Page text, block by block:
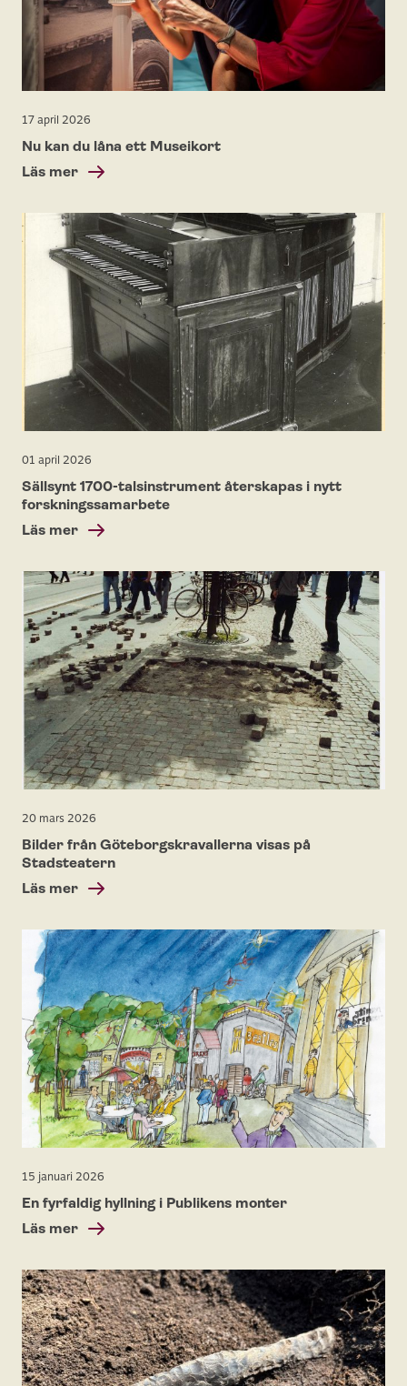
17 april 2026
Nu kan du låna ett Museikort
Läs mer
01 april 2026
Sällsynt 1700-talsinstrument återskapas i nytt
forskningssamarbete
Läs mer
20 mars 2026
Bilder från Göteborgskravallerna visas på
Stadsteatern
Läs mer
15 januari 2026
En fyrfaldig hyllning i Publikens monter
Läs mer